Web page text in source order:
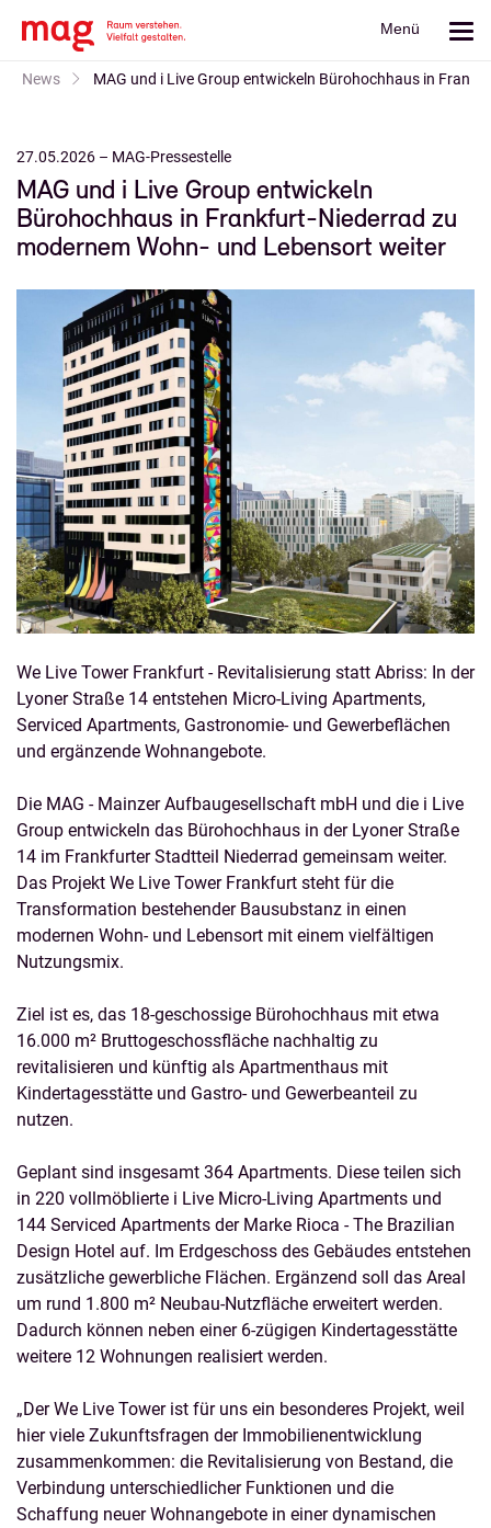
News MAG und i Live Group entwickeln Bürohochhaus in
Menü
27.05.2026 MAG-Pressestelle
MAG und i Live Group entwickeln
Bürohochhaus in Frankfurt-Niederrad zu
modernem Wohn- und Lebensort weiter
We Live Tower Frankfurt - Revitalisierung statt Abriss: In der
Lyoner Straße 14 entstehen Micro-Living Apartments,
Serviced Apartments, Gastronomie- und Gewerbeflächen
und ergänzende Wohnangebote.
Die MAG - Mainzer Aufbaugesellschaft mbH und die i Live
Group entwickeln das Bürohochhaus in der Lyoner Straße
14 im Frankfurter Stadtteil Niederrad gemeinsam weiter.
Das Projekt We Live Tower Frankfurt steht für die
Transformation bestehender Bausubstanz in einen
modernen Wohn- und Lebensort mit einem vielfältigen
Nutzungsmix.
Ziel ist es, das 18-geschossige Bürohochhaus mit etwa
16.000 m² Bruttogeschossfläche nachhaltig zu
revitalisieren und künftig als Apartmenthaus mit
Kindertagesstätte und Gastro- und Gewerbeanteil zu
nutzen.
Geplant sind insgesamt 364 Apartments. Diese teilen sich
in 220 vollmöblierte i Live Micro-Living Apartments und
144 Serviced Apartments der Marke Rioca - The Brazilian
Design Hotel auf. Im Erdgeschoss des Gebäudes entstehen
zusätzliche gewerbliche Flächen. Ergänzend soll das Areal
um rund 1.800 m² Neubau-Nutzfläche erweitert werden.
Dadurch können neben einer 6-zügigen Kindertagesstätte
weitere 12 Wohnungen realisiert werden.
„Der We Live Tower ist für uns ein besonderes Projekt, weil
hier viele Zukunftsfragen der Immobilienentwicklung
zusammenkommen: die Revitalisierung von Bestand, die
Verbindung unterschiedlicher Funktionen und die
Schaffung neuer Wohnangebote in einer dynamischen